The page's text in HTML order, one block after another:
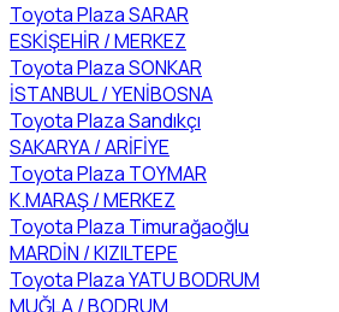
Toyota Plaza SARAR
ESKİŞEHİR / MERKEZ
Toyota Plaza SONKAR
İSTANBUL / YENİBOSNA
Toyota Plaza Sandıkçı
SAKARYA / ARİFİYE
Toyota Plaza TOYMAR
K.MARAŞ / MERKEZ
Toyota Plaza Timurağaoğlu
MARDİN / KIZILTEPE
Toyota Plaza YATU BODRUM
MUĞLA / BODRUM